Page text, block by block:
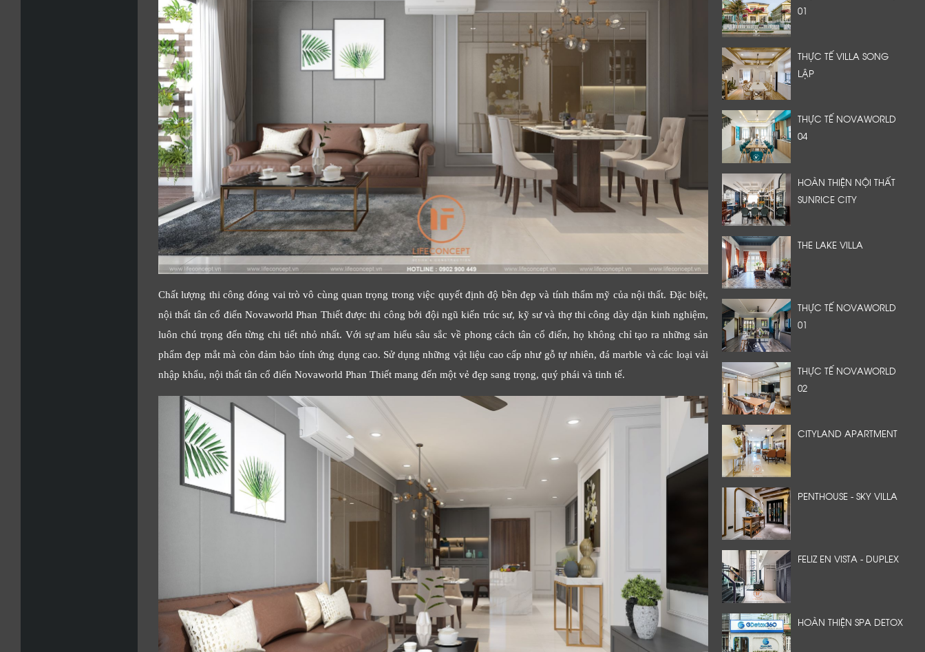
Chất lượng thi công đóng vai trò vô cùng quan trọng trong việc quyết định độ bền đẹp và tính thẩm mỹ của nội thất. Đặc biệt,
nội thất tân cổ điển Novaworld Phan Thiết được thi công bởi đội ngũ kiến trúc sư, kỹ sư và thợ thi công dày dặn kinh nghiệm,
luôn chú trọng đến từng chi tiết nhỏ nhất. Với sự am hiểu sâu sắc về phong cách tân cổ điển, họ không chỉ tạo ra những sản
phẩm đẹp mắt mà còn đảm bảo tính ứng dụng cao. Sử dụng những vật liệu cao cấp như gỗ tự nhiên, đá marble và các loại vải
nhập khẩu, nội thất tân cổ điển Novaworld Phan Thiết mang đến một vẻ đẹp sang trọng, quý phái và tinh tế.
01
THỰC TẾ VILLA SONG
LẬP
THỰC TẾ NOVAWORLD
04
HOÀN THIỆN NỘI THẤT
SUNRICE CITY
THE LAKE VILLA
THỰC TẾ NOVAWORLD
01
THỰC TẾ NOVAWORLD
02
CITYLAND APARTMENT
PENTHOUSE - SKY VILLA
FELIZ EN VISTA - DUPLEX
HOÀN THIỆN SPA DETOX